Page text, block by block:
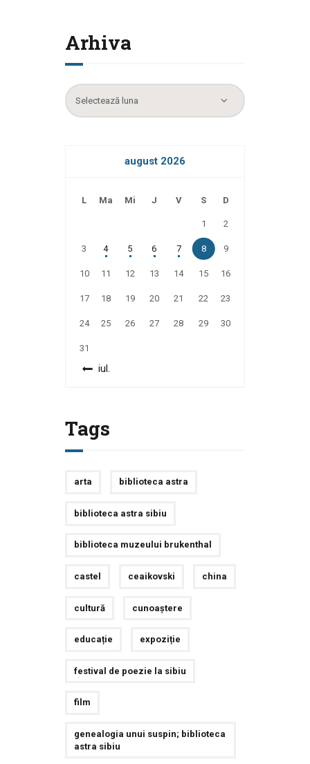
Arhiva
Arhiva
august 2026
L Ma Mi J V S D
1 2
3 4 5 6 7 8 9
10 11 12 13 14 15 16
17 18 19 20 21 22 23
24 25 26 27 28 29 30
31
« iul.
Tags
arta biblioteca astra
biblioteca astra sibiu
biblioteca muzeului brukenthal
castel ceaikovski china
cultură cunoaștere
educație expoziție
festival de poezie la sibiu
film
genealogia unui suspin; biblioteca
astra sibiu